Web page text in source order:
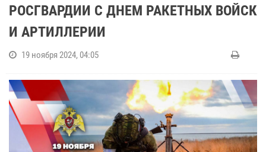
РОСГВАРДИИ С ДНЕМ РАКЕТНЫХ ВОЙСК
И АРТИЛЛЕРИИ
19 ноября 2024, 04:05